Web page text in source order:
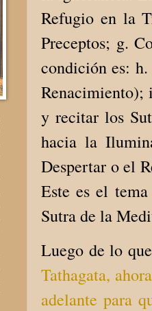
Refugio en la
Preceptos; g.
condición es:
Renacimiento);
y recitar los
hacia la
Despertar o el
Este es el
Sutra de la
Luego de lo
Tathagata,
adelante para